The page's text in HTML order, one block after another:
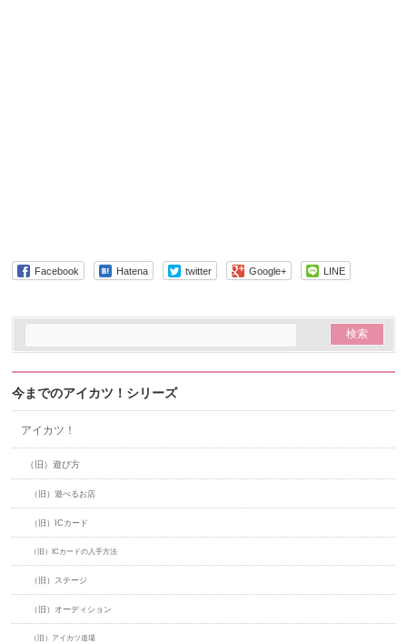
Facebook Hatena twitter Google+ LINE
今までのアイカツ！シリーズ
アイカツ！
（旧）遊び方
（旧）遊べるお店
（旧）ICカード
（旧）ICカードの入手方法
（旧）ステージ
（旧）オーディション
（旧）アイカツ道場